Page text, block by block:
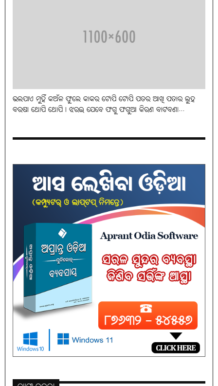
ଭଲପାଏ ମୁହିଁ କଅଁଳ ଫୁଲେ କାକର ଟୋପି ଟୋପି ପତର ଆଖି ପତାର ଲୁହ
ବରଷା ଥୋପି ଥୋପି। ଝରଇ ଯେବେ ଫଗୁ ଫଗୁଆ କିରଣ ବାଟବଣା...